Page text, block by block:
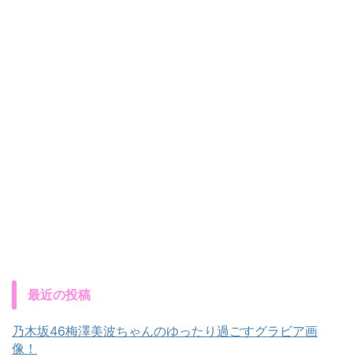
最近の投稿
乃木坂46梅澤美波ちゃんのゆったり過ごすグラビア画
像！